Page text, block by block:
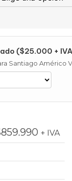
($25.000 +
Santiago Américo
859.990 + IVA